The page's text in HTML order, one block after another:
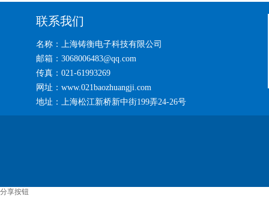
联系我们
名称：上海铸衡电子科技有限公司
邮箱：3068006483@qq.com
传真：021-61993269
网址：www.021baozhuangji.com
地址：上海松江新桥新中街199弄24-26号
分享按钮